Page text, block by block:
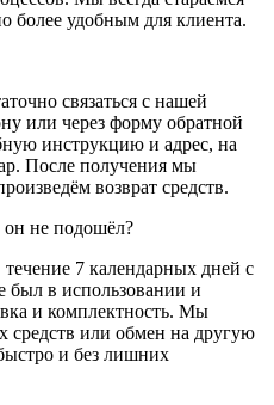
более удобным для клиента.
связаться с нашей
или через форму обратной
инструкцию и адрес, на
После получения мы
возврат средств.
не подошёл?
7 календарных дней с
был в использовании и
и комплектность. Мы
средств или обмен на другую
и без лишних